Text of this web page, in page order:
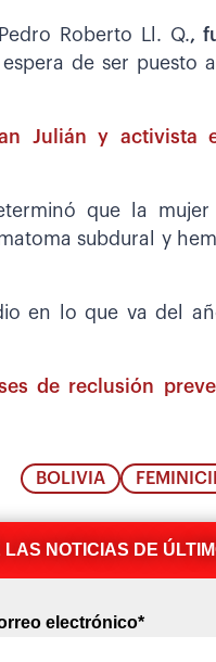
Roberto Ll. Q.,
de ser puesto
Julián y activista
que la
subdural y
en lo que va del
de reclusión
BOLIVIA
LAS NOTICIAS DE
electrónico*